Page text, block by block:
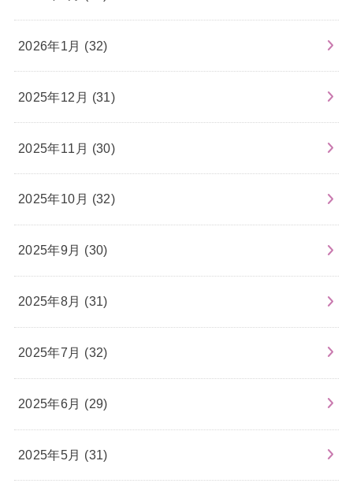
2026年1月 (32)
2025年12月 (31)
2025年11月 (30)
2025年10月 (32)
2025年9月 (30)
2025年8月 (31)
2025年7月 (32)
2025年6月 (29)
2025年5月 (31)